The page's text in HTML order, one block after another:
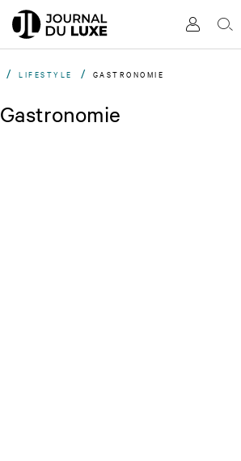
Mon
LIFESTYLE GASTRONOMIE
Gastronomie